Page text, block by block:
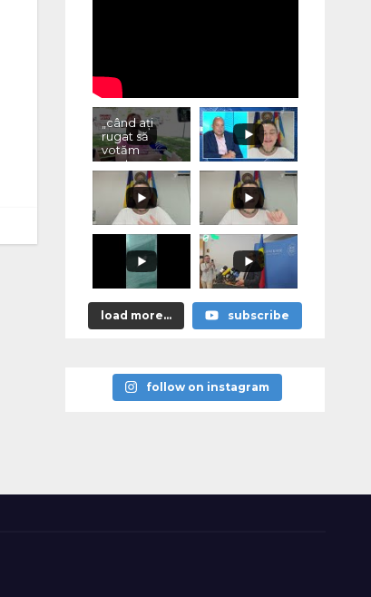
„când ați
rugat să
votăm
pentru voi,
ce ați
promis?"
load more... subscribe
follow on instagram